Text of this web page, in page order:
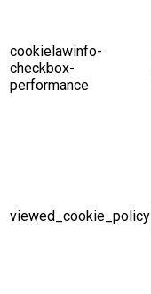
cookielawinfo-
checkbox-
performance
viewed_cookie_policy